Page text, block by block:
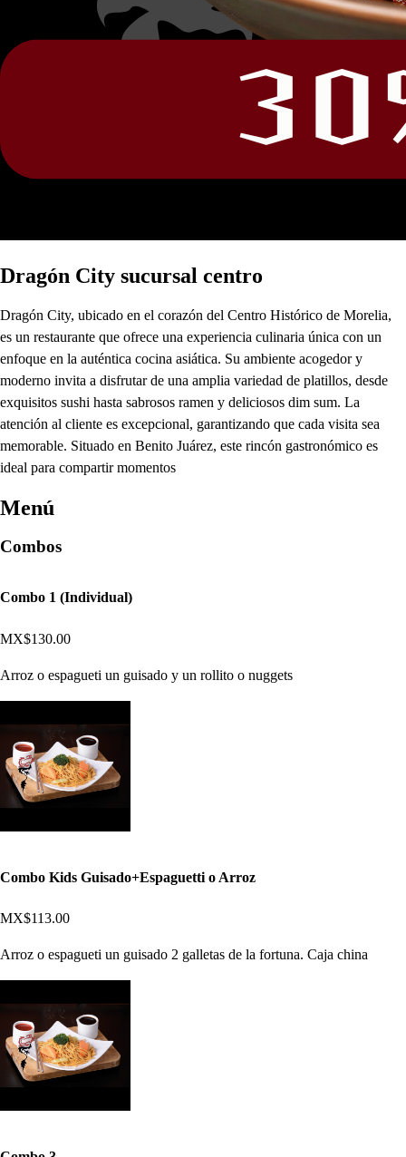
Dragón City sucursal centro
Dragón City, ubicado en el corazón del Centro Histórico de Morelia,
es un restaurante que ofrece una experiencia culinaria única con un
enfoque en la auténtica cocina asiática. Su ambiente acogedor y
moderno invita a disfrutar de una amplia variedad de platillos, desde
exquisitos sushi hasta sabrosos ramen y deliciosos dim sum. La
atención al cliente es excepcional, garantizando que cada visita sea
memorable. Situado en Benito Juárez, este rincón gastronómico es
ideal para compartir momentos
Menú
Combos
Combo 1 (Individual)
MX$130.00
Arroz o espagueti un guisado y un rollito o nuggets
Combo Kids Guisado+Espaguetti o Arroz
MX$113.00
Arroz o espagueti un guisado 2 galletas de la fortuna. Caja china